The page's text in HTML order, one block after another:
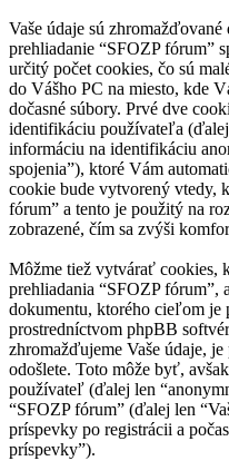
Vaše údaje sú
prehliadanie “SFOZP fórum”
určitý počet cookies, čo sú
do Vášho PC na miesto, kde
dočasné súbory. Prvé dve
identifikáciu používateľa
informáciu na identifikáciu
spojenia”), ktoré Vám
cookie bude vytvorený vtedy,
fórum” a tento je použitý na
zobrazené, čím sa zvýši
Môžme tiež vytvárať cookies,
prehliadania “SFOZP fórum”,
dokumentu, ktorého cieľom
prostredníctvom phpBB
zhromažďujeme Vaše údaje,
odošlete. Toto môže byť,
používateľ (ďalej len
“SFOZP fórum” (ďalej len
príspevky po registrácii a
príspevky”).